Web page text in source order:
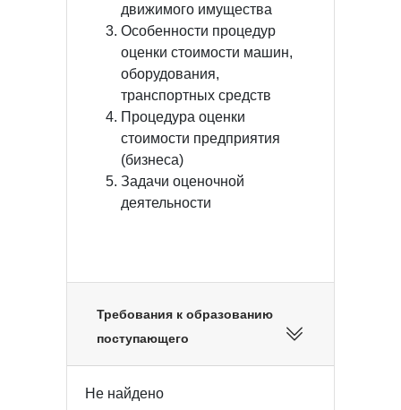
движимого имущества
Особенности процедур
оценки стоимости машин,
оборудования,
транспортных средств
Процедура оценки
стоимости предприятия
(бизнеса)
Задачи оценочной
деятельности
Требования к образованию
поступающего
Не найдено